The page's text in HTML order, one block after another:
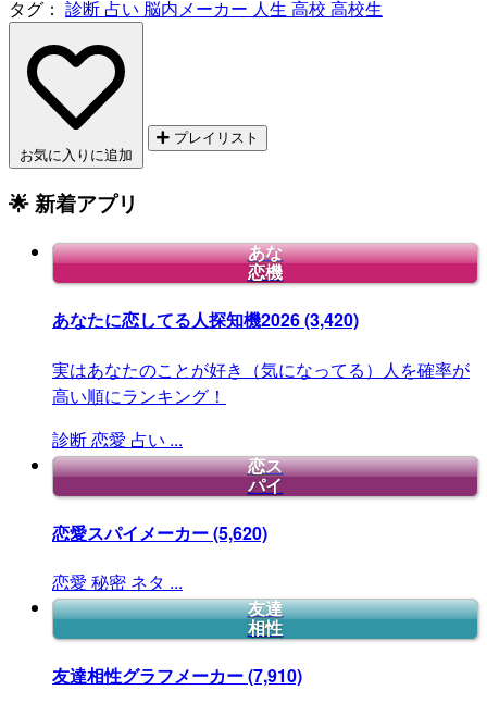
タグ： 診断 占い 脳内メーカー 人生 高校 高校生
お気に入りに追加
プレイリスト
🌟 新着アプリ
あな
恋機
あなたに恋してる人探知機2026(3,420)
実はあなたのことが好き（気になってる）人を確率が
高い順にランキング！
診断恋愛 占い ...
恋ス
パイ
恋愛スパイメーカー(5,620)
恋愛 秘密 ネタ ...
友達
相性
友達相性グラフメーカー(7,910)